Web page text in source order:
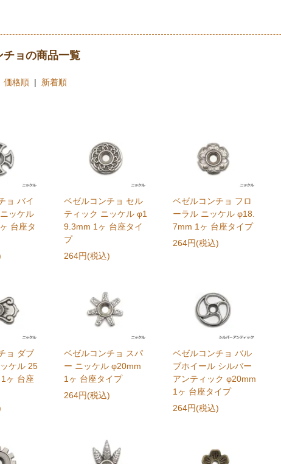
チョの商品一覧
価格順 | 新着順
ョ バイ
ッケル
台座タ
ベゼルコンチョ セル
ティック ニッケル φ1
9.3mm 1ヶ 台座タイ
プ
264円(税込)
ベゼルコンチョ フロ
ーラル ニッケル φ18.
7mm 1ヶ 台座タイプ
264円(税込)
ョ ダブ
ケル 25
ヶ 台座
ベゼルコンチョ スパ
ー ニッケル φ20mm
1ヶ 台座タイプ
264円(税込)
ベゼルコンチョ バル
ブホイール シルバー
アンティック φ20mm
1ヶ 台座タイプ
264円(税込)